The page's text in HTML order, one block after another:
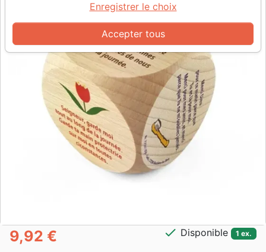
9,92 € check Disponible 1 ex.
Accepter tous
Enregistrer le choix